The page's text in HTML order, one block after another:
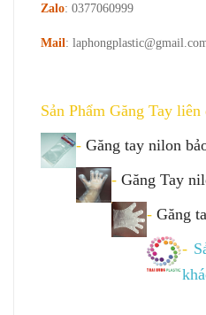
Zalo: 0377060999
Mail:
Sản Phẩm Găng Tay liên
- Găng tay nilon
- Găng Tay
- Găng
-